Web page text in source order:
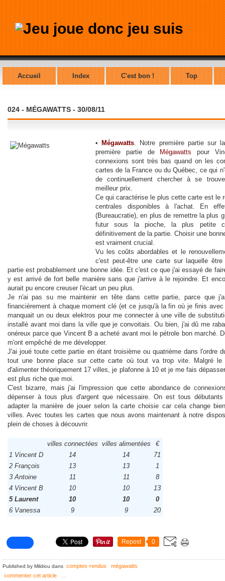
Accueil Index C'est bon ! Top
024 - MÉGAWATTS - 30/08/11
• Mégawatts. Notre première partie sur
première partie de
Mégawatts pour
connexions sont très bas quand on les
cartes de la France ou du Québec, ce qui
de continuellement chercher à se
meilleur prix.
Ce qui caractérise le plus cette carte est le
centrales disponibles à l'achat. En
(Bureaucratie), en plus de remettre la plus
futur sous la pioche, la plus petite
définitivement de la partie. Choisir une
est vraiment crucial.
Vu les coûts abordables et le
c'est peut-être une carte sur laquelle
partie est probablement une bonne idée. Et c'est ce que j'ai essayé de
y est arrivé de fort belle manière sans que j'arrive à le rejoindre. Et
aurait pu encore creuser l'écart un peu plus.
Je n'ai pas su me maintenir en tête dans cette partie, parce que
financièrement à chaque moment clé (et ce jusqu'à la fin où je finis
manquait un ou deux elektros pour me connecter à une ville de
installé avant moi dans la ville que je convoitais. Ou bien, j'ai dû me
onéreux parce que Vincent B a acheté avant moi le pétrole bon marché.
m'ont empêché de me développer.
J'ai joué toute cette partie en étant troisième ou quatrième dans l'ordre
tout une bonne place sur cette carte où tout va trop vite. Malgré le
d'alimenter théoriquement 17 villes, je plafonne à 10 et je me fais
est plus riche que moi.
C'est bizarre, mais j'ai l'impression que cette abondance de
dépenser à tous plus d'argent que nécessaire. On est tous
adapter la manière de jouer selon la carte choisie car cela change
villes. Avec toutes les cartes que nous avons maintenant à notre
plein de choses à découvrir.
villes connectées villes alimentées
€
1 Vincent D 14 14
71
2 François 13 13
1
3 Antoine 11 11
8
4 Vincent B 10 10
13
5 Laurent 10 10
0
6 Vanessa 9 9 20
Repost 0
Published by Mildiou dans comptes-rendus
mégawatts
commenter cet article